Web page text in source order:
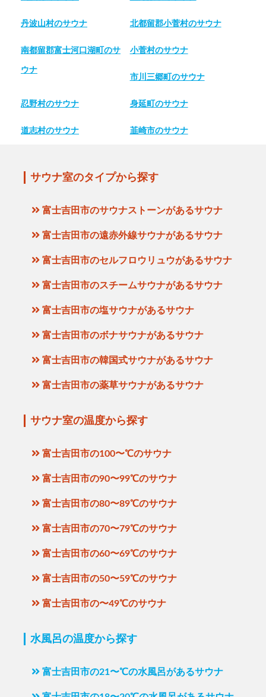
丹波山村のサウナ 北都留郡小菅村のサウナ
南都留郡富士河口湖町のサ
ウナ
小菅村のサウナ
市川三郷町のサウナ
忍野村のサウナ 身延町のサウナ
道志村のサウナ 韮崎市のサウナ
サウナ室のタイプから探す
富士吉田市のサウナストーンがあるサウナ
富士吉田市の遠赤外線サウナがあるサウナ
富士吉田市のセルフロウリュウがあるサウナ
富士吉田市のスチームサウナがあるサウナ
富士吉田市の塩サウナがあるサウナ
富士吉田市のボナサウナがあるサウナ
富士吉田市の韓国式サウナがあるサウナ
富士吉田市の薬草サウナがあるサウナ
サウナ室の温度から探す
富士吉田市の100〜℃のサウナ
富士吉田市の90〜99℃のサウナ
富士吉田市の80〜89℃のサウナ
富士吉田市の70〜79℃のサウナ
富士吉田市の60〜69℃のサウナ
富士吉田市の50〜59℃のサウナ
富士吉田市の〜49℃のサウナ
水風呂の温度から探す
富士吉田市の21〜℃の水風呂があるサウナ